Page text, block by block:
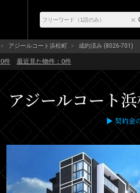
アジールコート浜松町 成約済み (8026-701)
0件 最近見た物件： 0件
アジールコート
▶ 契約金